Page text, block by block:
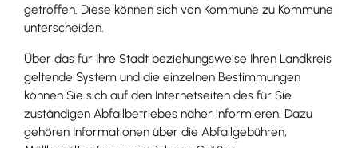
getroffen. Diese können sich von Kommune zu Kommune
unterscheiden.
Über das für Ihre Stadt beziehungsweise Ihren Landkreis
geltende System und die einzelnen Bestimmungen
können Sie sich auf den Internetseiten des für Sie
zuständigen Abfallbetriebes näher informieren. Dazu
gehören Informationen über die Abfallgebühren,